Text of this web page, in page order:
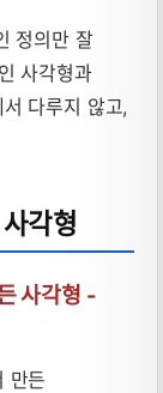
정의만 잘
사각형과
다루지 않고,
각형
사각형 -
만든